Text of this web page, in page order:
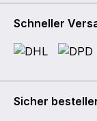
Schneller
Sicher